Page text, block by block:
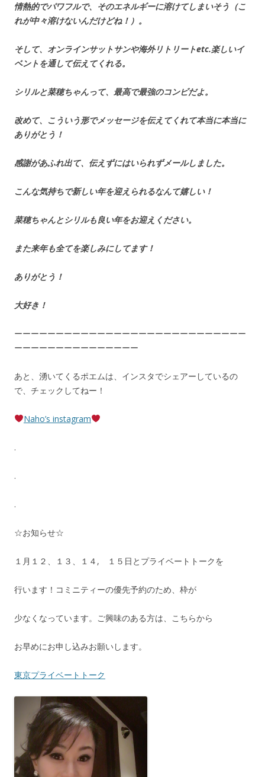
情熱的でパワフルで、そのエネルギーに溶けてしまいそう（こ
れが中々溶けないんだけどね！）。
そして、オンラインサットサンや海外リトリートetc.楽しいイ
ベントを通して伝えてくれる。
シリルと菜穂ちゃんって、最高で最強のコンビだよ。
改めて、こういう形でメッセージを伝えてくれて本当に本当に
ありがとう！
感謝があふれ出て、伝えずにはいられずメールしました。
こんな気持ちで新しい年を迎えられるなんて嬉しい！
菜穂ちゃんとシリルも良い年をお迎えください。
また来年も全てを楽しみにしてます！
ありがとう！
大好き！
ーーーーーーーーーーーーーーーーーーーーーーーーーーーー
ーーーーーーーーーーーーーーー
あと、湧いてくるポエムは、インスタでシェアーしているの
で、チェックしてねー！
Naho’s instagram
.
.
.
☆お知らせ☆
１月１２、１３、１４, １５日とプライベートトークを
行います！コミニティーの優先予約のため、枠が
少なくなっています。ご興味のある方は、こちらから
お早めにお申し込みお願いします。
東京プライベートトーク